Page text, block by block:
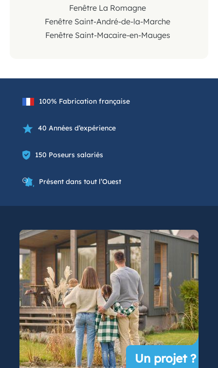
Fenêtre La Romagne
Fenêtre Saint-André-de-la-Marche
Fenêtre Saint-Macaire-en-Mauges
100% Fabrication française
40 Années d’expérience
150 Poseurs salariés
Présent dans tout l’Ouest
Un projet ?